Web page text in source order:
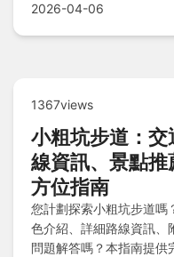
2026-04-06
1367views
小粗坑步道：
線資訊、景點
方位指南
您計劃探索小粗坑步道嗎
色介紹、詳細路線資訊、
問題解答嗎？本指南提供